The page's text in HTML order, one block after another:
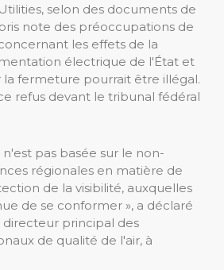
selon des documents de
note des préoccupations de
les effets de la
électrique de l'État et
fermeture pourrait être illégal.
refus devant le tribunal fédéral
n'est pas basée sur le non-
régionales en matière de
de la visibilité, auxquelles
de se conformer », a déclaré
principal des
de qualité de l'air, à